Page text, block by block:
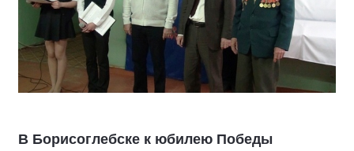
В Борисоглебске к юбилею Победы